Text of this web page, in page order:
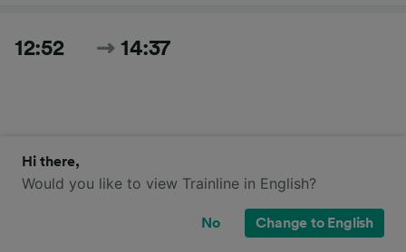
12:52 14:37
1h 45m,diretto
Hi there,
Would you like to view Trainline in English?
No Change to English